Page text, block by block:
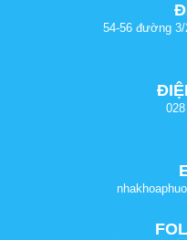
54-56 đường 3/